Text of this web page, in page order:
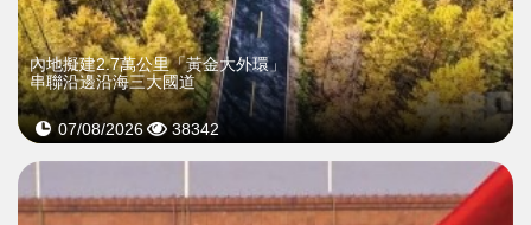
內地擬建2.7萬公里「黃金大外環」
串聯沿邊沿海三大國道
07/08/2026 38342